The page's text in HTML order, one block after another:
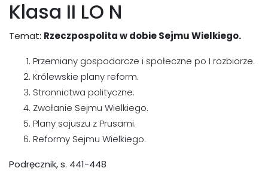
Klasa II LO N
Temat: Rzeczpospolita w dobie Sejmu Wielkiego.
Przemiany gospodarcze i społeczne po I rozbiorze.
Królewskie plany reform.
Stronnictwa polityczne.
Zwołanie Sejmu Wielkiego.
Plany sojuszu z Prusami.
Reformy Sejmu Wielkiego.
Podręcznik, s. 441-448